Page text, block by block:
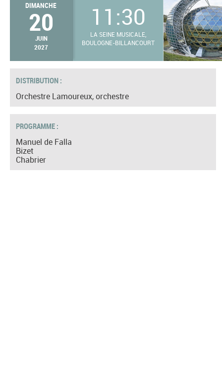
DIMANCHE
20
JUIN
2027
11:30
LA SEINE MUSICALE,
BOULOGNE-BILLANCOURT
DISTRIBUTION :
Orchestre Lamoureux, orchestre
PROGRAMME :
Manuel de Falla
Bizet
Chabrier